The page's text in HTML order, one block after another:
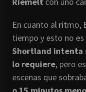
En cuanto al ritmo,
tiempo y esto no
Shortland intenta
lo requiere, pero
escenas que